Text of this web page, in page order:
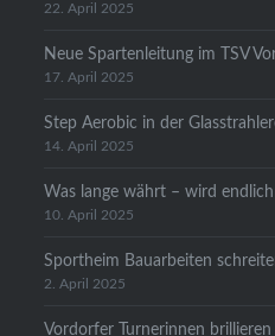
22. April 2025
Neue Spartenleitung im TSV
17. April 2025
Step Aerobic in der
14. April 2025
Was lange währt – wird
10. April 2025
Sportheim Bauarbeiten
2. April 2025
Vordorfer Turnerinnen